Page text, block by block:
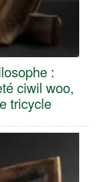
:
ciwil woo,
tricycle